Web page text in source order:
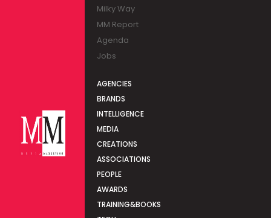
Milky Way
MM Report
Agenda
Jobs
AGENCIES
BRANDS
INTELLIGENCE
MEDIA
CREATIONS
ASSOCIATIONS
PEOPLE
AWARDS
TRAINING&BOOKS